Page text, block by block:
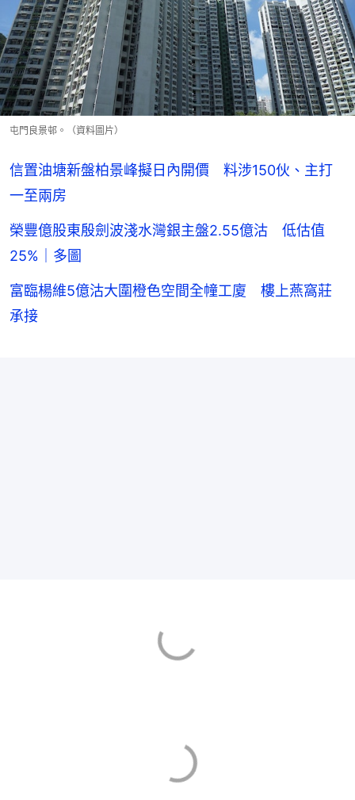
屯門良景邨。（資料圖片）
信置油塘新盤柏景峰擬日內開價 料涉150伙、主打
一至兩房
榮豐億股東殷劍波淺水灣銀主盤2.55億沽 低估值
25%｜多圖
富臨楊維5億沽大圍橙色空間全幢工廈 樓上燕窩莊
承接